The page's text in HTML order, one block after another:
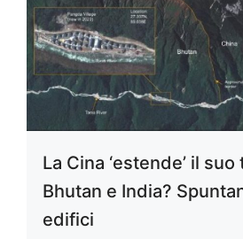
La Cina ‘estende’ il
Bhutan e India?
edifici